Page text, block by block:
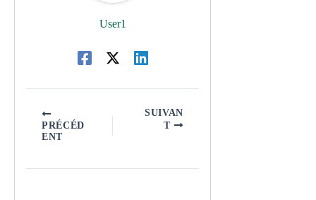
User1
PRÉCÉD
ENT
SUIVAN
T